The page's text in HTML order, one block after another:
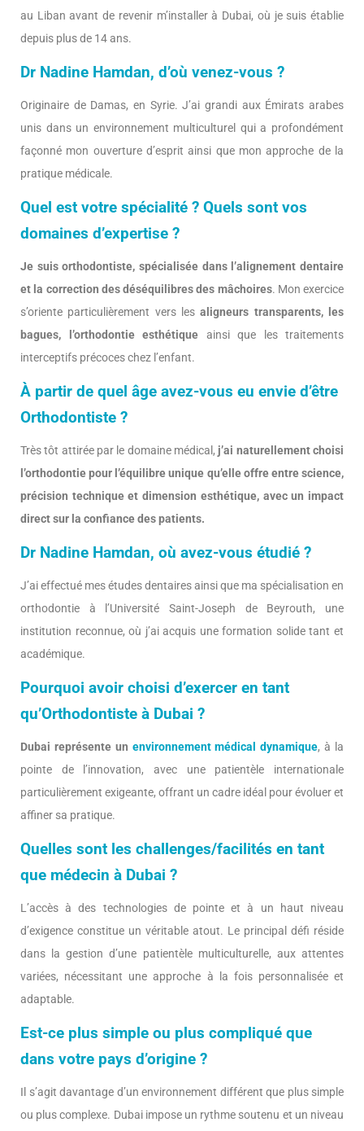
au Liban avant de revenir m’installer à Dubai, où je suis établie
depuis plus de 14 ans.
Dr Nadine Hamdan, d’où venez-vous ?
Originaire de Damas, en Syrie. J’ai grandi aux Émirats arabes
unis dans un environnement multiculturel qui a profondément
façonné mon ouverture d’esprit ainsi que mon approche de la
pratique médicale.
Quel est votre spécialité ? Quels sont vos
domaines d’expertise ?
Je suis orthodontiste, spécialisée dans l’alignement dentaire
et la correction des déséquilibres des mâchoires. Mon exercice
s’oriente particulièrement vers lesaligneurs transparents, les
bagues, l’orthodontie esthétique ainsi que les traitements
interceptifs précoces chez l’enfant.
À partir de quel âge avez-vous eu envie d’être
Orthodontiste ?
Très tôt attirée par le domaine médical, j’ai naturellement choisi
l’orthodontie pour l’équilibre unique qu’elle offre entre science,
précision technique et dimension esthétique, avec un impact
direct sur la confiance des patients.
Dr Nadine Hamdan, où avez-vous étudié ?
J’ai effectué mes études dentaires ainsi que ma spécialisation en
orthodontie à l’Université Saint-Joseph de Beyrouth, une
institution reconnue, où j’ai acquis une formation solide tant et
académique.
Pourquoi avoir choisi d’exercer en tant
qu’Orthodontiste à Dubai ?
Dubai représente un environnement médical dynamique, à la
pointe de l’innovation, avec une patientèle internationale
particulièrement exigeante, offrant un cadre idéal pour évoluer et
affiner sa pratique.
Quelles sont les challenges/facilités en tant
que médecin à Dubai ?
L’accès à des technologies de pointe et à un haut niveau
d’exigence constitue un véritable atout. Le principal défi réside
dans la gestion d’une patientèle multiculturelle, aux attentes
variées, nécessitant une approche à la fois personnalisée et
adaptable.
Est-ce plus simple ou plus compliqué que
dans votre pays d’origine ?
Il s’agit davantage d’un environnement différent que plus simple
ou plus complexe. Dubai impose un rythme soutenu et un niveau